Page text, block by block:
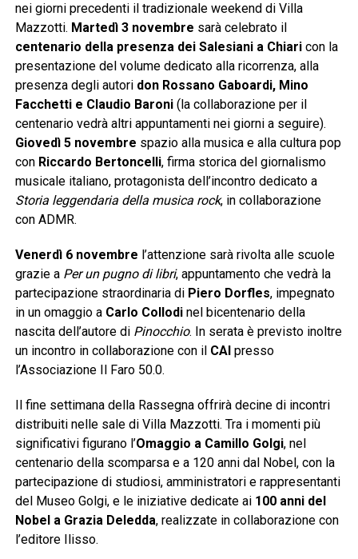
nei giorni precedenti il tradizionale weekend di Villa
Mazzotti. Martedì 3 novembre sarà celebrato il
centenario della presenza dei Salesiani a Chiaricon la
presentazione del volume dedicato alla ricorrenza, alla
presenza degli autori don Rossano Gaboardi, Mino
Facchetti e Claudio Baroni(la collaborazione per il
centenario vedrà altri appuntamenti nei giorni a seguire).
Giovedì 5 novembre spazio alla musica e alla cultura pop
con Riccardo Bertoncelli, firma storica del giornalismo
musicale italiano, protagonista dell’incontro dedicato a
Storia leggendaria della musica rock, in collaborazione
con ADMR.
Venerdì 6 novembre l’attenzione sarà rivolta alle scuole
grazie a Per un pugno di libri, appuntamento che vedrà la
partecipazione straordinaria di Piero Dorfles, impegnato
in un omaggio a Carlo Collodinel bicentenario della
nascita dell’autore di Pinocchio. In serata è previsto inoltre
un incontro in collaborazione con il CAI presso
l’Associazione Il Faro 50.0.
Il fine settimana della Rassegna offrirà decine di incontri
distribuiti nelle sale di Villa Mazzotti. Tra i momenti più
significativi figurano l’Omaggio a Camillo Golgi, nel
centenario della scomparsa e a 120 anni dal Nobel, con la
partecipazione di studiosi, amministratori e rappresentanti
del Museo Golgi, e le iniziative dedicate ai 100 anni del
Nobel a Grazia Deledda, realizzate in collaborazione con
l’editore Ilisso.